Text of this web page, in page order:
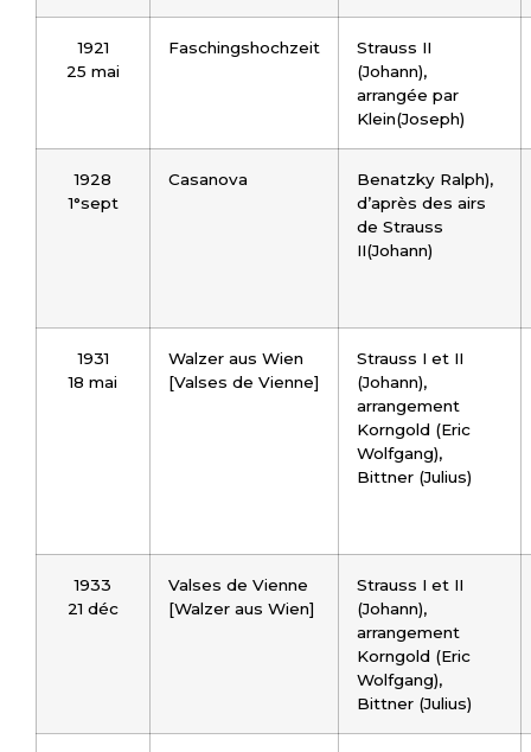
1921
25 mai
Faschingshochzeit
Strauss II
(Johann),
arrangée par
Klein(Joseph)
1928
1°sept
Casanova
Benatzky Ralph),
d’après des airs
de Strauss
II(Johann)
1931
18 mai
Walzer aus Wien
[Valses de Vienne]
Strauss I et II
(Johann),
arrangement
Korngold (Eric
Wolfgang),
Bittner (Julius)
1933
21 déc
Valses de Vienne
[Walzer aus Wien]
Strauss I et II
(Johann),
arrangement
Korngold (Eric
Wolfgang),
Bittner (Julius)